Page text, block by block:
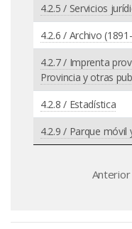
4.2.5 / Servicios
4.2.6 / Archivo
4.2.7 / Imprenta
Provincia y otras
4.2.8 / Estadística
4.2.9 / Parque móvil
Anterior